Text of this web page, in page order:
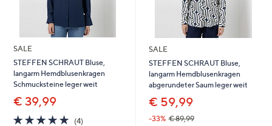
SALE
STEFFEN SCHRAUT Bluse,
langarm Hemdblusenkragen
Schmucksteine leger weit
€ 39,99
5.0
(4)4
SALE
STEFFEN SCHRAUT Bluse,
langarm Hemdblusenkragen
abgerundeter Saum leger weit
€ 59,99
-33% € 89,99